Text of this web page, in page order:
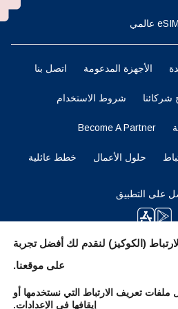
eSIM عالمي
الأجهزة المدعومة اتصل بنا
شركائنا شروط الاستخدام
Become A Partner
حلول الأعمال خطط عائلية
على التطبيق
(الكوكيز) لنقدم لك أفضل تجربة
على موقعنا.
تعريف الارتباط التي نستخدمها أو
إيقافها في الإعدادات.